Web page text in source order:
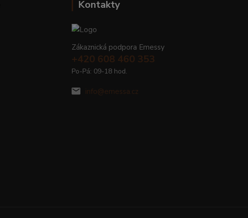
Kontakty
Zákaznická podpora Emessy
+420 608 460 353
Po-Pá: 09-18 hod.
info@emessa.cz